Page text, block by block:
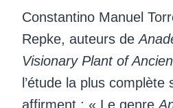
Constantino Manuel
Repke, auteurs de
Visionary Plant of
l’étude la plus complète
affirment : « Le genre